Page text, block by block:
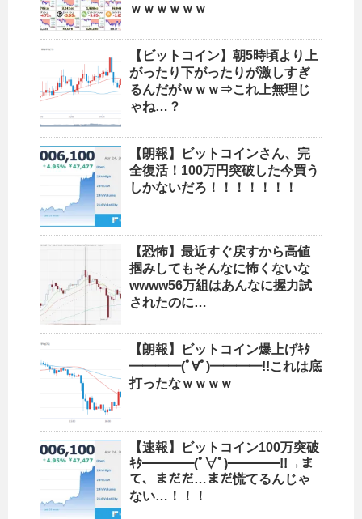
ｗｗｗｗｗｗ
【ビットコイン】朝5時頃より上
がったり下がったりが激しすぎ
るんだがｗｗｗ⇒これ上無理じ
ゃね…？
【朗報】ビットコインさん、完
全復活！100万円突破した今買う
しかないだろ！！！！！！！
【恐怖】最近すぐ戻すから高値
掴みしてもそんなに怖くないな
wwww56万組はあんなに握力試
されたのに…
【朗報】ビットコイン爆上げｷﾀ
━━━━(ﾟ∀ﾟ)━━━━!!これは底
打ったなｗｗｗｗ
【速報】ビットコイン100万突破
ｷﾀ━━━━(ﾟ∀ﾟ)━━━━!!→ま
て、まだだ…まだ慌てるんじゃ
ない…！！！